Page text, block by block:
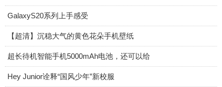
GalaxyS20系列上手感受
【超清】沉稳大气的黄色花朵手机壁纸
超长待机智能手机5000mAh电池，还可以给
Hey Junior诠释“国风少年”新校服